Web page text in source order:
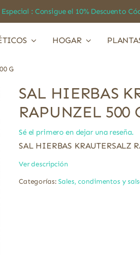
: Consigue el 10% Descuento
HOGAR
G
SAL HIERBAS
RAPUNZEL 500
Sé el primero en dejar una reseña.
SAL HIERBAS KRAUTERSALZ
Ver descripción
Categorías:Sales, condimentos y